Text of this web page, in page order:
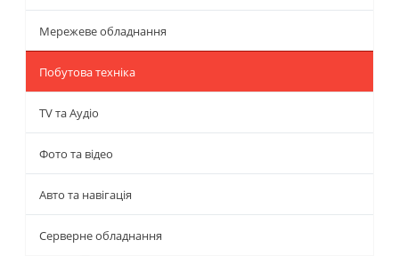
Мережеве обладнання
Побутова техніка
TV та Аудіо
Фото та відео
Авто та навігація
Серверне обладнання